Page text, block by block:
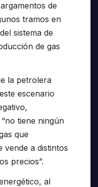
de
tramos en
sistema de
de gas
la petrolera
escenario
tiene ningún
que
vende a distintos
precios”.
al